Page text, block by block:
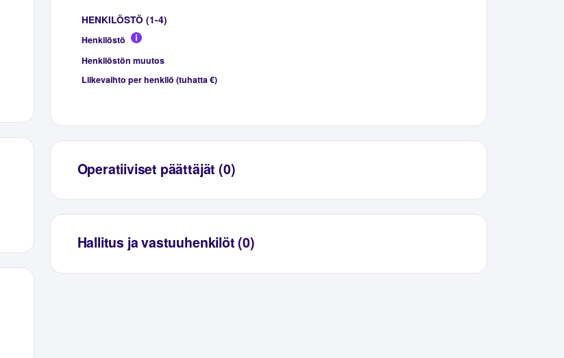
HENKILÖSTÖ (1-4)
Henkilöstö
Henkilöstön muutos
Liikevaihto per henkilö (tuhatta €)
Operatiiviset päättäjät (0)
Hallitus ja vastuuhenkilöt (0)